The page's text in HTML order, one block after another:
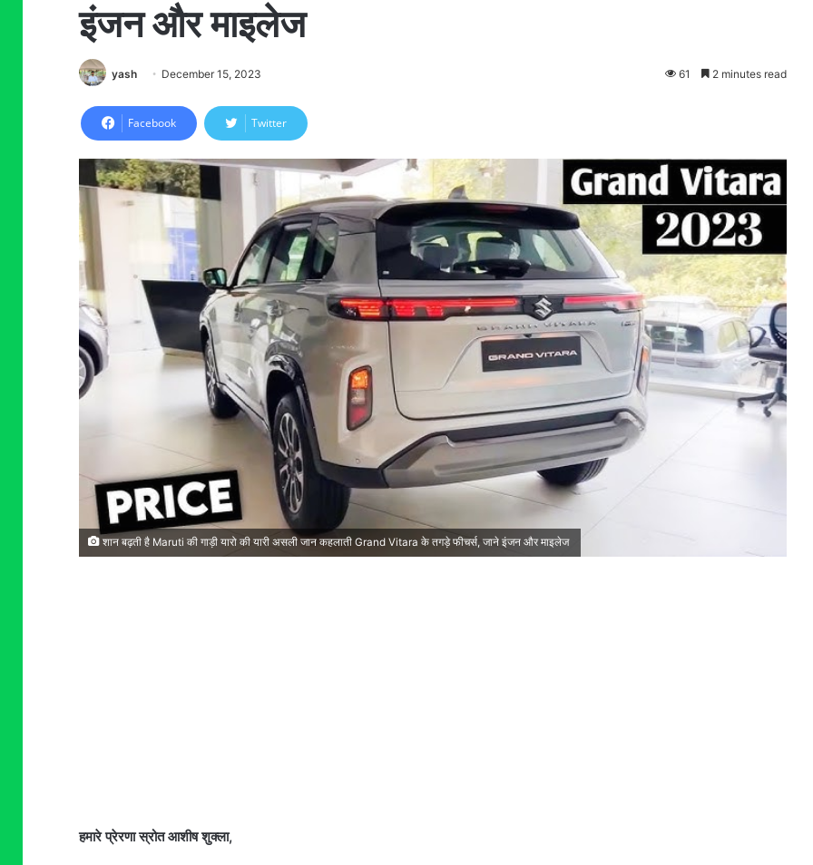
इंजन और माइलेज
yash December 15, 2023 61 2 minutes read
Facebook Twitter
शान बढ़ती है Maruti की गाड़ी यारो की यारी असली जान कहलाती Grand Vitara के तगड़े फीचर्स, जाने इंजन और माइलेज
हमारे प्रेरणा स्रोत आशीष शुक्ला,